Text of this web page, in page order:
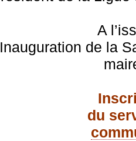
A
Inauguration de la
du